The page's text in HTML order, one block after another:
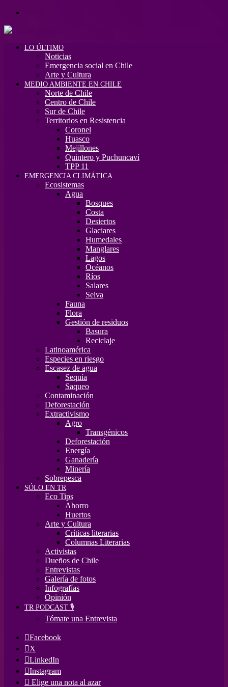
LO ÚLTIMO
Noticias
Emergencia social en Chile
Arte y Cultura
MEDIO AMBIENTE EN CHILE
Norte de Chile
Centro de Chile
Sur de Chile
Territorios en Resistencia
Coronel
Huasco
Mejillones
Quintero y Puchuncaví
TPP 11
EMERGENCIA CLIMÁTICA
Ecosistemas
Agua
Bosques
Costa
Desiertos
Glaciares
Humedales
Manglares
Lagos
Océanos
Ríos
Salares
Selva
Fauna
Flora
Gestión de residuos
Basura
Reciclaje
Latinoamérica
Especies en riesgo
Escasez de agua
Sequía
Saqueo
Contaminación
Deforestación
Extractivismo
Agro
Transgénicos
Deforestación
Energía
Ganadería
Minería
Sobrepesca
SÓLO EN TR
Eco Tips
Ahorro
Huertos
Arte y Cultura
Críticas literarias
Columnas Literarias
Activistas
Dueños de Chile
Entrevistas
Galería de fotos
Infografías
Opinión
TR PODCAST 🎙️
Tómate una Entrevista
Facebook
X
LinkedIn
Instagram
Elige una nota al azar